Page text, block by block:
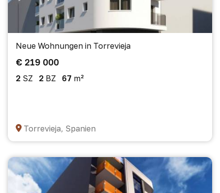
Neue Wohnungen in Torrevieja
€ 219 000
2 SZ 2 BZ 67 m²
Torrevieja, Spanien